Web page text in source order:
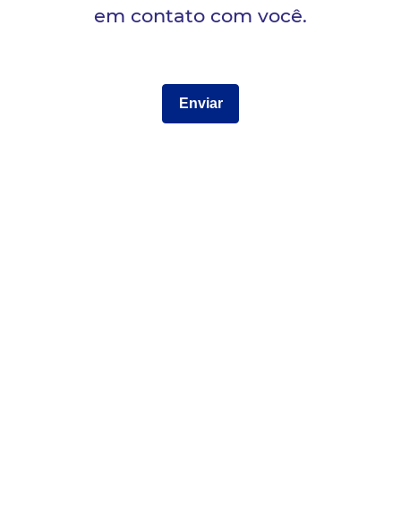
em contato com você.